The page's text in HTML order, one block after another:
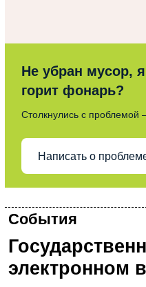
Не убран мусор,
горит фонарь?
Столкнулись с
Написать о
События
электронном